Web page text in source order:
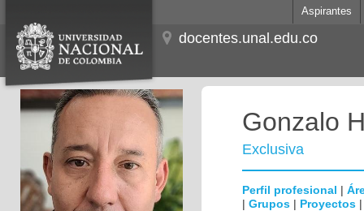
Aspirantes
docentes.unal.edu.co
Gonzalo
Exclusiva
Perfil profesional |
| Grupos | Proyectos